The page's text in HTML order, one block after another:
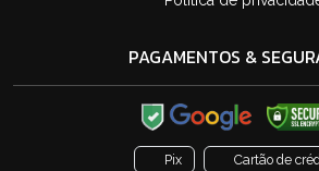
PAGAMENTOS &
Pix Cartão de